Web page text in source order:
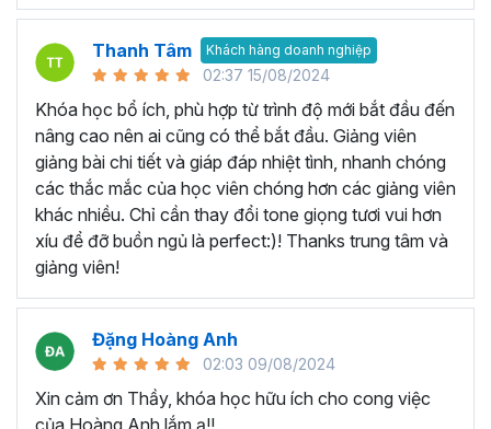
dụng kết hợp các hàm đểphân tích dữ liệuvà lập bản báo
cáo trên Google trang tính.
Bạn sẽ nắm vững các công thức mới và tìm hiểu chức
năng mới để có thể tìm ra những cách tốt hơn để thiết lập
bảng tính hiện có của mình. Khóa học Google Sheets
online này có rất nhiều ví dụ thực tế trong công việc, giúp
bạn hình thành tư duy xử lý vấn đề với Google Sheet.
Khóa học Google Sheet này
dành cho ai?
trong công việc, thì khóa học này hoàn toàn phù hợp với
bạn. Đặc biệt là với:
Người mới bắt đầu sử dụng Google Sheet, hoặc sử
Thanh Tâm Khách hàng doanh nghiệp
02:37 15/08/2024
Khóa học bổ ích, phù hợp từ trình độ mới bắt đầu đến
nâng cao nên ai cũng có thể bắt đầu. Giảng viên
giảng bài chi tiết và giáp đáp nhiệt tình, nhanh chóng
các thắc mắc của học viên chóng hơn các giảng viên
khác nhiều. Chỉ cần thay đổi tone giọng tươi vui hơn
xíu để đỡ buồn ngủ là perfect:)! Thanks trung tâm và
giảng viên!
Đặng Hoàng Anh
02:03 09/08/2024
Xin cảm ơn Thầy, khóa học hữu ích cho cong việc